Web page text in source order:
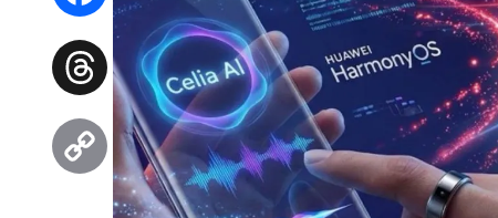
Facebook
Threads
Copy